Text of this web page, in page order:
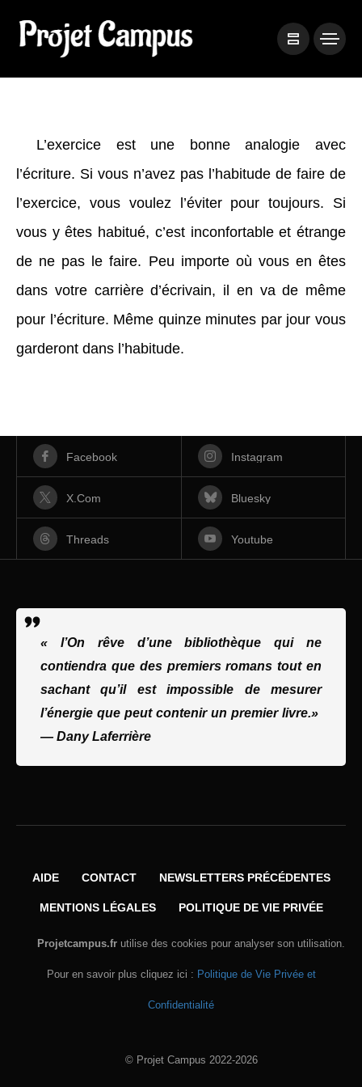
L’exercice est une bonne analogie avec
l’écriture. Si vous n’avez pas l’habitude de faire de
l’exercice, vous voulez l’éviter pour toujours. Si
vous y êtes habitué, c’est inconfortable et étrange
de ne pas le faire. Peu importe où vous en êtes
dans votre carrière d’écrivain, il en va de même
pour l’écriture. Même quinze minutes par jour vous
garderont dans l’habitude.
Facebook Instagram
X.com Bluesky
Threads Youtube
« l’On rêve d’une bibliothèque qui ne
contiendra que des premiers romans tout en
sachant qu’il est impossible de mesurer
l’énergie que peut contenir un premier livre.»
— Dany Laferrière
AIDE CONTACT NEWSLETTERS PRÉCÉDENTES
MENTIONS LÉGALES POLITIQUE DE VIE PRIVÉE
Projetcampus.fr utilise des cookies pour analyser son utilisation.
Pour en savoir plus cliquez ici : Politique de Vie Privée et
Confidentialité
© Projet Campus 2022-2026